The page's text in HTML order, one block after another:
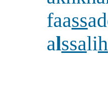
faass
alssalih